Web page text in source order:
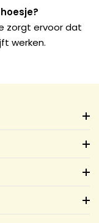
zorgt ervoor dat
werken.